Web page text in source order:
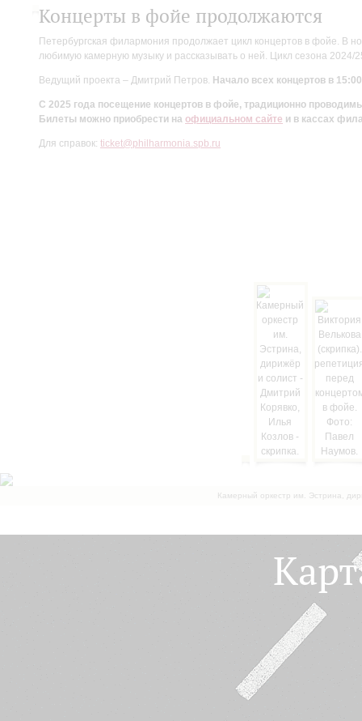
Концерты в фойе продолжаются
Петербургская филармония продолжает цикл концертов в фойе. В
любимую камерную музыку и рассказывать о ней. Цикл сезона
Ведущий проекта – Дмитрий Петров. Начало всех концертов в
С 2025 года посещение концертов в фойе, традиционно
Билеты можно приобрести на официальном сайте и в кассах
Для справок: ticket@philharmonia.spb.ru
Камерный оркестр им. Эстрина,